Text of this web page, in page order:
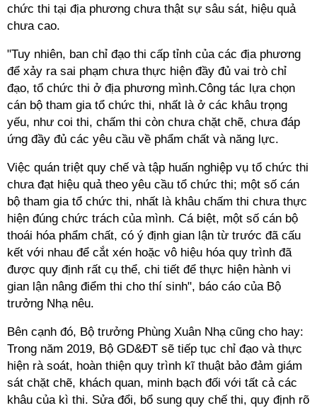
chức thi tại địa phương chưa thật sự sâu sát, hiệu quả
chưa cao.
"Tuy nhiên, ban chỉ đạo thi cấp tỉnh của các địa phương
để xảy ra sai phạm chưa thực hiện đầy đủ vai trò chỉ
đạo, tổ chức thi ở địa phương mình.Công tác lựa chọn
cán bộ tham gia tổ chức thi, nhất là ở các khâu trọng
yếu, như coi thi, chấm thi còn chưa chặt chẽ, chưa đáp
ứng đầy đủ các yêu cầu về phẩm chất và năng lực.
Việc quán triệt quy chế và tập huấn nghiệp vụ tổ chức thi
chưa đạt hiệu quả theo yêu cầu tổ chức thi; một số cán
bộ tham gia tổ chức thi, nhất là khâu chấm thi chưa thực
hiện đúng chức trách của mình. Cá biệt, một số cán bộ
thoái hóa phẩm chất, có ý định gian lận từ trước đã cấu
kết với nhau để cắt xén hoặc vô hiệu hóa quy trình đã
được quy định rất cụ thể, chi tiết để thực hiện hành vi
gian lận nâng điểm thi cho thí sinh", báo cáo của Bộ
trưởng Nhạ nêu.
Bên cạnh đó, Bộ trưởng Phùng Xuân Nhạ cũng cho hay:
Trong năm 2019, Bộ GD&ĐT sẽ tiếp tục chỉ đạo và thực
hiện rà soát, hoàn thiện quy trình kĩ thuật bảo đảm giám
sát chặt chẽ, khách quan, minh bạch đối với tất cả các
khâu của kì thi. Sửa đổi, bổ sung quy chế thi, quy định rõ